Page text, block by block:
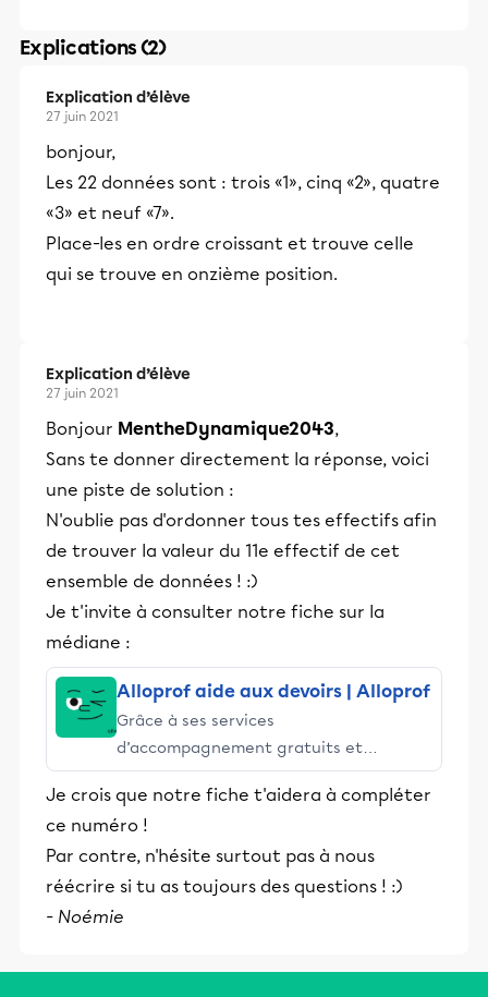
Explications (2)
Explication d’élève
27 juin 2021
bonjour,
Les 22 données sont : trois «1», cinq «2», quatre
«3» et neuf «7».
Place-les en ordre croissant et trouve celle
qui se trouve en onzième position.
Explication d’élève
27 juin 2021
Bonjour MentheDynamique2043,
Sans te donner directement la réponse, voici
une piste de solution :
N'oublie pas d'ordonner tous tes effectifs afin
de trouver la valeur du 11e effectif de cet
ensemble de données ! :)
Je t'invite à consulter notre fiche sur la
médiane :
Alloprof aide aux devoirs | Alloprof
Grâce à ses services
d’accompagnement gratuits et
stimulants, Alloprof engage les élèves
et leurs parents dans la réussite
éducative.
Je crois que notre fiche t'aidera à compléter
ce numéro !
Par contre, n'hésite surtout pas à nous
réécrire si tu as toujours des questions ! :)
- Noémie